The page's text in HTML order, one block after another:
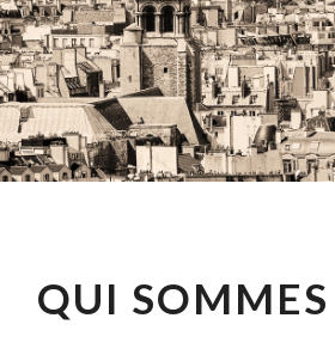
CONSEIL
LOCATIF
GARANTIR L'
QUI